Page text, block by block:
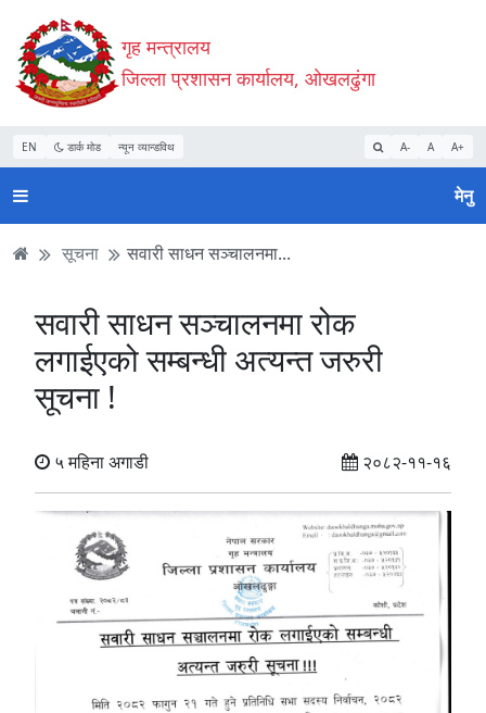
Accessibility
Mode
सुरु
गर्नुहोस्
सामाग्री
पढ्नुहाेस्
नेभिगेसन
पढ्नुहाेस्
वेबसाइट
खोजमा
जानुहोस्
गृह मन्त्रालय
जिल्ला प्रशासन कार्यालय, ओखलढुंगा
EN डार्क मोड न्यून व्यान्डविथ A- A A+
मेनु
सूचना सवारी साधन सञ्चालनमा...
सवारी साधन सञ्चालनमा रोक
लगाईएको सम्बन्धी अत्यन्त जरुरी
सूचना !
५ महिना अगाडी २०८२-११-१६